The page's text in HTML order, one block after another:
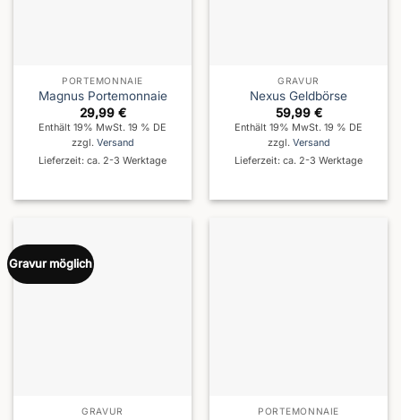
PORTEMONNAIE
Magnus Portemonnaie
29,99 €
Enthält 19% MwSt. 19 % DE
zzgl. Versand
Lieferzeit: ca. 2-3 Werktage
GRAVUR
Nexus Geldbörse
59,99 €
Enthält 19% MwSt. 19 % DE
zzgl. Versand
Lieferzeit: ca. 2-3 Werktage
Gravur möglich
GRAVUR PORTEMONNAIE